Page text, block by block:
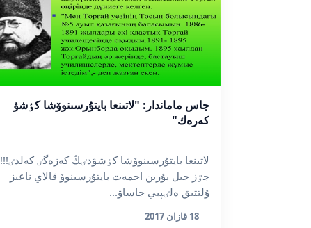
جاس ماماندار: "لاتىنعا بايتۇرسىنوۆشا كٶشۋ
كەرەك"
لاتىنعا بايتۇرسىنوۆشا كٶشۋدٸڭ كەزەگٸ كەلدٸ!!!
جٷز جىل بۇرىن احمەت بايتۇرسىنوۆ قالاي ناعىز
ۇلتتىق ەلٸپبي جاساۋ...
18 قازان 2017